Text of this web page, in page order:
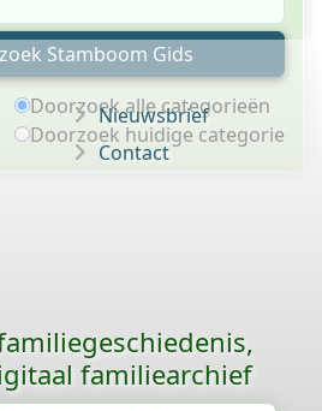
Stamboom Gids
Doorzoek alle categorieën
Doorzoek huidige categorie
Nieuwsbrief
Contact
familiearchief